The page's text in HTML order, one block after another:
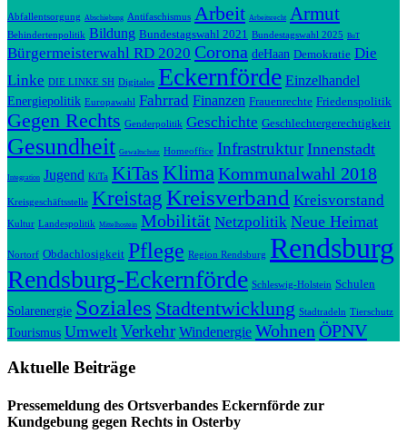
Abfallentsorgung Abschiebung Antifaschismus Arbeit Arbeitsrecht Armut
Behindertenpolitik Bildung Bundestagswahl 2021 Bundestagswahl 2025 BuT
Bürgermeisterwahl RD 2020 Corona deHaan Demokratie Die
Linke DIE LINKE SH Digitales Eckernförde Einzelhandel
Energiepolitik Europawahl Fahrrad Finanzen Frauenrechte Friedenspolitik
Gegen Rechts Genderpolitik Geschichte Geschlechtergerechtigkeit
Gesundheit Gewaltschutz Homeoffice Infrastruktur Innenstadt
Integration Jugend KiTa KiTas Klima Kommunalwahl 2018
Kreisgeschäftsstelle KreistagKreisverband Kreisvorstand
Kultur Landespolitik Mittelhostein Mobilität Netzpolitik Neue Heimat
Nortorf Obdachlosigkeit Pflege Region Rendsburg Rendsburg
Rendsburg-Eckernförde Schleswig-Holstein Schulen
Solarenergie Soziales Stadtentwicklung Stadtradeln Tierschutz
Tourismus Umwelt Verkehr Windenergie Wohnen ÖPNV
Aktuelle Beiträge
Pressemeldung des Ortsverbandes Eckernförde zur
Kundgebung gegen Rechts in Osterby